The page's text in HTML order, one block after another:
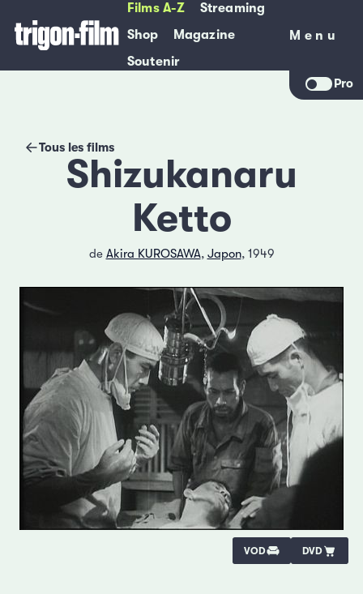
Films A-Z
Streaming
Shop
Magazine
Soutenir
Menu
Menu
Pro
Tous les films
Shizukanaru
Ketto
de Akira KUROSAWA, Japon, 1949
VOD DVD